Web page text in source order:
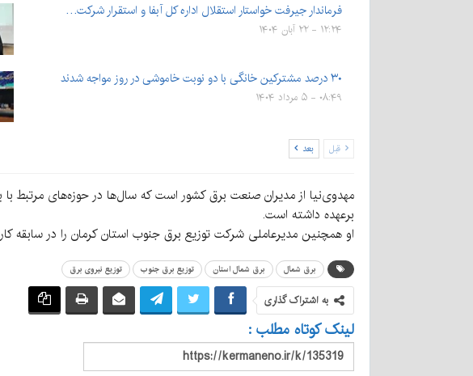
فرماندار جیرفت خواستار استقلال اداره کل آبفا و استقرار شرکت…
۱۲:۲۴ - ۲۲ آبان ۱۴۰۴
۳۰ درصد مشترکین خانگی با دو نوبت خاموشی در روز مواجه شدند
۰۸:۴۹ - ۵ مرداد ۱۴۰۴
قبل بعد
مهدوی‌نیا از مدیران صنعت برق کشور است که سال‌ها در حوزه‌های مرتبط
برعهده داشته است.
او همچنین مدیرعاملی شرکت توزیع برق جنوب استان کرمان را در سابقه
برق شمال برق شمال استان توزیع برق جنوب توزیع نیروی برق
به اشتراک گذاری
لینک کوتاه مطلب :